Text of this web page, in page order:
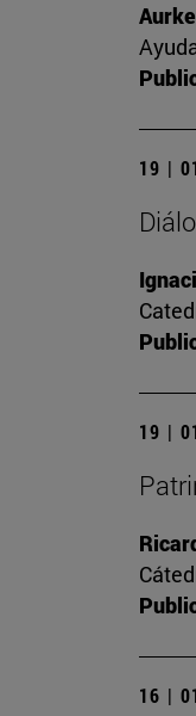
19 |
19 |
16 |